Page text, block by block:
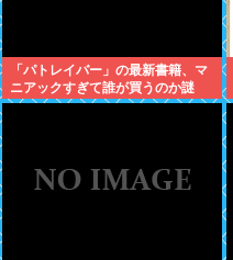
「パトレイバー」の最新書籍、マ
ニアックすぎて誰が買うのか謎